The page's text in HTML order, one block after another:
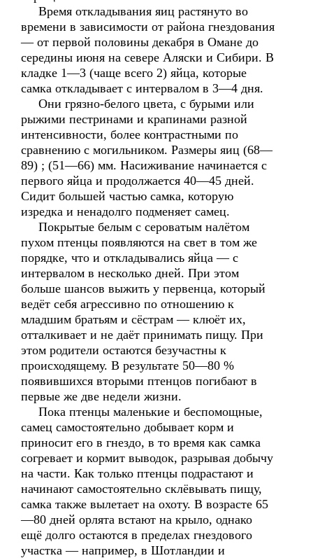
Время откладывания яиц растянуто во
времени в зависимости от района гнездования
— от первой половины декабря в Омане до
середины июня на севере Аляски и Сибири. В
кладке 1—3 (чаще всего 2) яйца, которые
самка откладывает с интервалом в 3—4 дня.
Они грязно-белого цвета, с бурыми или
рыжими пестринами и крапинами разной
интенсивности, более контрастными по
сравнению с могильником. Размеры яиц (68—
89) ; (51—66) мм. Насиживание начинается с
первого яйца и продолжается 40—45 дней.
Сидит большей частью самка, которую
изредка и ненадолго подменяет самец.
Покрытые белым с сероватым налётом
пухом птенцы появляются на свет в том же
порядке, что и откладывались яйца — с
интервалом в несколько дней. При этом
больше шансов выжить у первенца, который
ведёт себя агрессивно по отношению к
младшим братьям и сёстрам — клюёт их,
отталкивает и не даёт принимать пищу. При
этом родители остаются безучастны к
происходящему. В результате 50—80 %
появившихся вторыми птенцов погибают в
первые же две недели жизни.
Пока птенцы маленькие и беспомощные,
самец самостоятельно добывает корм и
приносит его в гнездо, в то время как самка
согревает и кормит выводок, разрывая добычу
на части. Как только птенцы подрастают и
начинают самостоятельно склёвывать пищу,
самка также вылетает на охоту. В возрасте 65
—80 дней орлята встают на крыло, однако
ещё долго остаются в пределах гнездового
участка — например, в Шотландии и